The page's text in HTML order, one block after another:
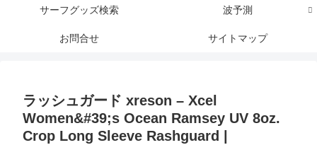
サーフグッズ検索 波予測
お問合せ サイトマップ
ラッシュガード xreson – Xcel
Women&#39;s Ocean Ramsey UV 8oz.
Crop Long Sleeve Rashguard |